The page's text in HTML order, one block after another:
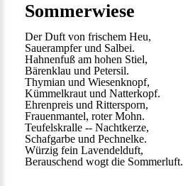
Sommerwiese
Der Duft von frischem Heu,
Sauerampfer und Salbei.
Hahnenfuß am hohen Stiel,
Bärenklau und Petersil.
Thymian und Wiesenknopf,
Kümmelkraut und Natterkopf.
Ehrenpreis und Rittersporn,
Frauenmantel, roter Mohn.
Teufelskralle -- Nachtkerze,
Schafgarbe und Pechnelke.
Würzig fein Lavendelduft,
Berauschend wogt die Sommerluft.